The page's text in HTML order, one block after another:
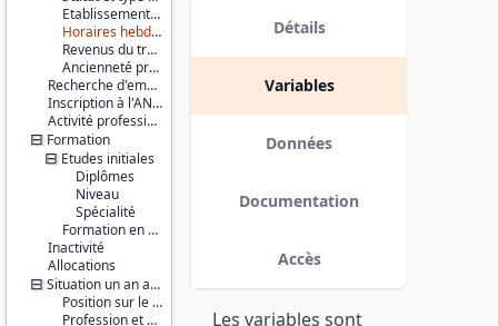
Etablissement employeur
Horaires hebdomadaires
Revenus du travail
Ancienneté professionnelle
Recherche d'emploi
Inscription à l'ANPE
Activité professionnelle antérieure
Formation
Etudes initiales
Diplômes
Niveau
Spécialité
Formation en cours
Inactivité
Allocations
Situation un an auparavant
Position sur le marché du travail
Profession et employeur principaux
Thème :
Travail et
emploi
Série :
Enquête
Emploi /
Enquête
Emploi en
continu
(EE / EEC)
Couverture
géographique :
France
métropolitaine
Détails
Variables
Données
Documentation
Accès
Les variables sont